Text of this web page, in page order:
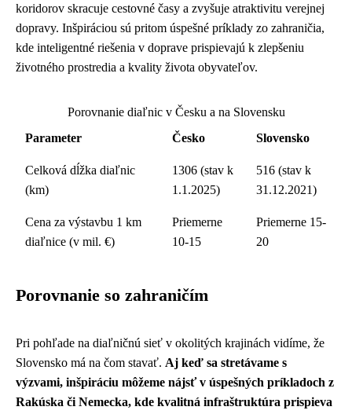
koridorov skracuje cestovné časy a zvyšuje atraktivitu verejnej
dopravy. Inšpiráciou sú pritom úspešné príklady zo zahraničia,
kde inteligentné riešenia v doprave prispievajú k zlepšeniu
životného prostredia a kvality života obyvateľov.
Porovnanie diaľnic v Česku a na Slovensku
Parameter
Česko Slovensko
Celková dĺžka diaľnic
(km)
1306 (stav k
1.1.2025)
516 (stav k
31.12.2021)
Cena za výstavbu 1 km
diaľnice (v mil. €)
Priemerne
10-15
Priemerne 15-
20
Porovnanie so zahraničím
Pri pohľade na diaľničnú sieť v okolitých krajinách vidíme, že
Slovensko má na čom stavať. Aj keď sa stretávame s
výzvami, inšpiráciu môžeme nájsť v úspešných príkladoch z
Rakúska či Nemecka, kde kvalitná infraštruktúra prispieva